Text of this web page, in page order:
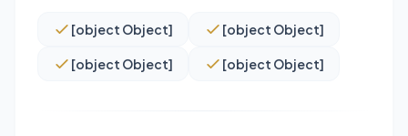
[object Object] [object Object]
[object Object] [object Object]